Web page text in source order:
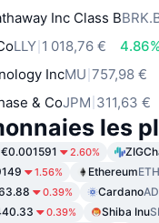
Inc Class B
LLY 1 018,76 €
IncMU 757,98 €
& CoJPM 311,63 €
les
€0.001591 2.60%
1.56% EthereumETH
0.39% Cardano
0.39% Shiba Inu